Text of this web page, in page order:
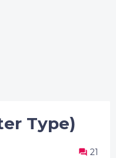
Type)
21